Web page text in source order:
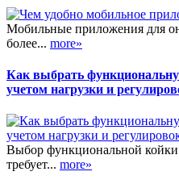
Мобильные приложения для
более... more»
Как выбрать
учетом нагрузки и
Выбор функциональной койки
требует... more»